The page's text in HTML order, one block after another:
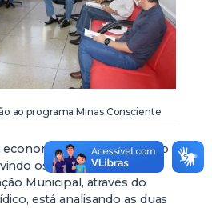
ao programa Minas Consciente
do Município e ao
os profissionais da
Municipal, através do
está analisando as duas